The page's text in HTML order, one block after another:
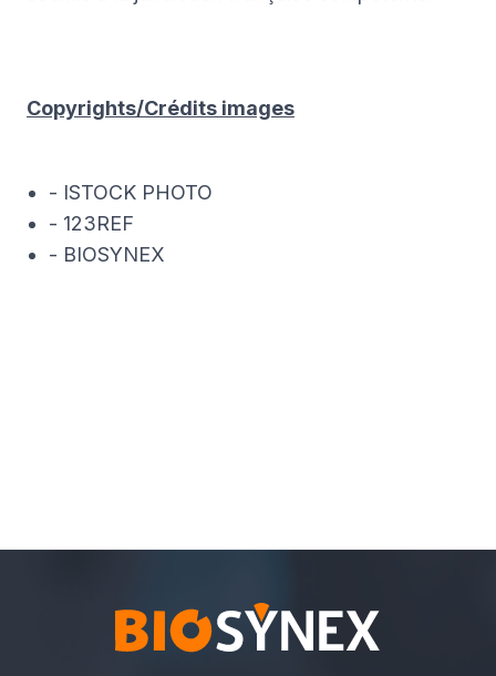
Copyrights/Crédits images
- ISTOCK PHOTO
- 123REF
- BIOSYNEX